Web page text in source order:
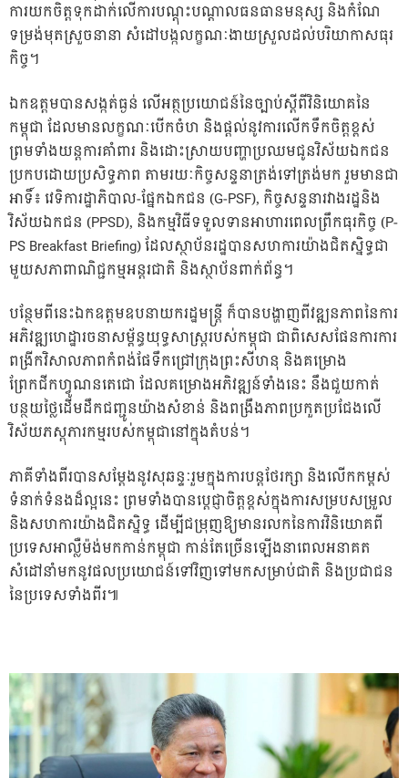
ការយកចិត្តទុកដាក់លើការបណ្តុះបណ្តាលធនធានមនុស្ស និងកំណែ
ទម្រង់មុតស្រួចនានា សំដៅបង្កលក្ខណៈងាយស្រួលដល់បរិយាកាសធុរ
កិច្ច។
ឯកឧត្តមបានសង្កត់ធ្ងន់ លើអត្ថប្រយោជន៍នៃច្បាប់ស្តីពីវិនិយោគនៃ
កម្ពុជា ដែលមានលក្ខណៈបើកចំហ និងផ្តល់នូវការលើកទឹកចិត្តខ្ពស់
ព្រមទាំងយន្តការគាំពារ និងដោះស្រាយបញ្ហាប្រឈមជូនវិស័យឯកជន
ប្រកបដោយប្រសិទ្ធភាព តាមរយៈកិច្ចសន្ទនាត្រង់ទៅត្រង់មក រួមមានជា
អាទិ៍៖ វេទិការដ្ឋាភិបាល-ផ្នែកឯកជន (G-PSF), កិច្ចសន្ទនារវាងរដ្ឋនិង
វិស័យឯកជន (PPSD), និងកម្មវិធីទទួលទានអាហារពេលព្រឹកធុរកិច្ច (P-
PS Breakfast Briefing) ដែលស្ថាប័នរដ្ឋបានសហការយ៉ាងជិតស្និទ្ធជា
មួយសភាពាណិជ្ជកម្មអន្តរជាតិ និងស្ថាប័នពាក់ព័ន្ធ។
បន្ថែមពីនេះឯកឧត្តមឧបនាយករដ្ឋមន្ត្រី ក៏បានបង្ហាញពីវឌ្ឍនភាពនៃការ
អភិវឌ្ឍហេដ្ឋារចនាសម្ព័ន្ធយុទ្ធសាស្ត្ររបស់កម្ពុជា ជាពិសេសផែនការការ
ពង្រីកវិសាលភាពកំពង់ផែទឹកជ្រៅក្រុងព្រះសីហនុ និងគម្រោង
ព្រែកជីកហ្វូណនតេជោ ដែលគម្រោងអភិវឌ្ឍន៍ទាំងនេះ នឹងជួយកាត់
បន្ថយថ្លៃដើមដឹកជញ្ជូនយ៉ាងសំខាន់ និងពង្រឹងភាពប្រកួតប្រជែងលើ
វិស័យភស្តុភារកម្មរបស់កម្ពុជានៅក្នុងតំបន់។
ភាគីទាំងពីរបានសម្តែងនូវសុឆន្ទៈរួមក្នុងការបន្តថែរក្សា និងលើកកម្ពស់
ទំនាក់ទំនងដ៏ល្អនេះ ព្រមទាំងបានប្តេជ្ញាចិត្តខ្ពស់ក្នុងការសម្របសម្រួល
និងសហការយ៉ាងជិតស្និទ្ធ ដើម្បីជម្រុញឱ្យមានរលកនៃការវិនិយោគពី
ប្រទេសអាល្លឺម៉ង់មកកាន់កម្ពុជា កាន់តែច្រើនឡើងនាពេលអនាគត
សំដៅនាំមកនូវផលប្រយោជន៍ទៅវិញទៅមកសម្រាប់ជាតិ និងប្រជាជន
នៃប្រទេសទាំងពីរ៕